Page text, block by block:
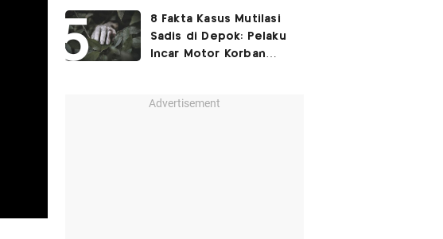
Kegiatan Eskul
Menembak
8 Fakta Kasus Mutilasi
Sadis di Depok: Pelaku
Incar Motor Korban
Advertisement